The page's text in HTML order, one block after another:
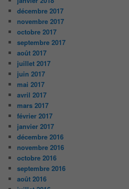
décembre 2017
novembre 2017
octobre 2017
septembre 2017
août 2017
juillet 2017
juin 2017
mai 2017
avril 2017
mars 2017
février 2017
janvier 2017
décembre 2016
novembre 2016
octobre 2016
septembre 2016
août 2016